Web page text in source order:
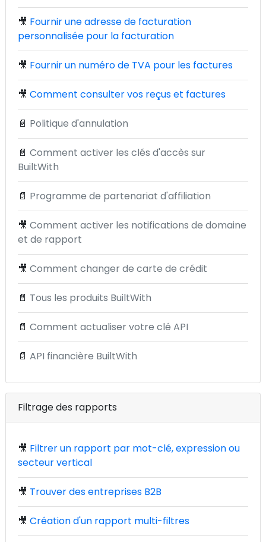
🎥 Fournir une adresse de facturation
personnalisée pour la facturation
🎥 Fournir un numéro de TVA pour les factures
🎥 Comment consulter vos reçus et factures
📄 Politique d'annulation
📄 Comment activer les clés d'accès sur
BuiltWith
📄 Programme de partenariat d'affiliation
🎥 Comment activer les notifications de domaine
et de rapport
🎥 Comment changer de carte de crédit
📄 Tous les produits BuiltWith
📄 Comment actualiser votre clé API
📄 API financière BuiltWith
Filtrage des rapports
🎥 Filtrer un rapport par mot-clé, expression ou
secteur vertical
🎥 Trouver des entreprises B2B
🎥 Création d'un rapport multi-filtres